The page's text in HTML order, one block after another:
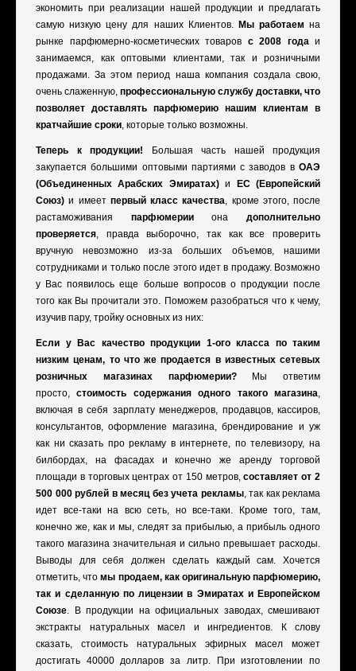
экономить при реализации нашей продукции и предлагать
самую низкую цену для наших Клиентов. Мы работаем на
рынке парфюмерно-косметических товаров с 2008 годаи
занимаемся, как оптовыми клиентами, так и розничными
продажами. За этом период наша компания создала свою,
очень слаженную, профессиональную службу доставки, что
позволяет доставлять парфюмерию нашим клиентам в
кратчайшие сроки, которые только возможны.
Теперь к продукции! Большая часть нашей продукция
закупается большими оптовыми партиями с заводов в ОАЭ
(Объединенных Арабских Эмиратах)и
ЕС (Европейский
Союз) и имеет первый класс качества, кроме этого, после
растаможивания парфюмериионадополнительно
проверяется, правда выборочно, так как все проверить
вручную невозможно из-за больших объемов, нашими
сотрудниками и только после этого идет в продажу. Возможно
у Вас появилось еще больше вопросов о продукции после
того как Вы прочитали это. Поможем разобраться что к чему,
изучив пару, тройку основных из них:
Если у Вас качество продукции 1-ого класса по таким
низким ценам, то что же продается в известных сетевых
розничных магазинах парфюмерии?Мы ответим
просто,стоимость содержания одного такого магазина,
включая в себя зарплату менеджеров, продавцов, кассиров,
консультантов, оформление магазина, брендирование и уж
как ни сказать про рекламу в интернете, по телевизору, на
билбордах, на фасадах и конечно же аренду торговой
площади в торговых центрах от 150 метров,составляет от 2
500 000 рублей в месяц без учета рекламы, так как реклама
идет все-таки на всю сеть, но все-таки. Кроме того, там,
конечно же, как и мы, следят за прибылью, а прибыль одного
такого магазина значительная и сильно превышает расходы.
Выводы для себя должен сделать каждый сам. Хочется
отметить, чтомы продаем, как оригинальную парфюмерию,
так и сделанную по лицензии в Эмиратах и Европейском
Союзе. В продукции на официальных заводах, смешивают
экстракты натуральных масел и ингредиентов. К слову
сказать, стоимость натуральных эфирных масел может
достигать 40000 долларов за литр. При изготовлении по